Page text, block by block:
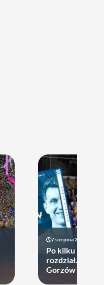
7 sierpnia 2026 13:49
Po kilku latach
rozdział.
Gorzów może